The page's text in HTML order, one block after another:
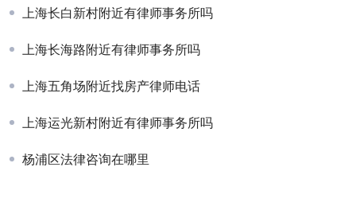
上海长白新村附近有律师事务所吗
上海长海路附近有律师事务所吗
上海五角场附近找房产律师电话
上海运光新村附近有律师事务所吗
杨浦区法律咨询在哪里